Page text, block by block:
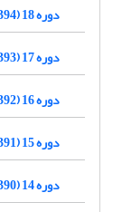
دوره 18 (1394)
دوره 17 (1393)
دوره 16 (1392)
دوره 15 (1391)
دوره 14 (1390)